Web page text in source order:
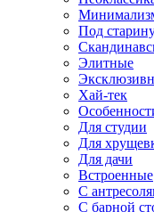
Под
Элитные
Хай-тек
Для студии
Для
Для дачи
Встроенные
С
С барной